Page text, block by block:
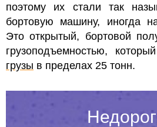
поэтому их стали так
бортовую машину, иногда
Это открытый, бортовой
грузоподъемностью,
грузы в пределах 25 тонн.